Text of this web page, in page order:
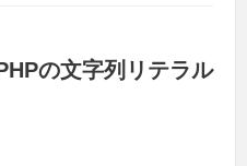
の文字列リテラル